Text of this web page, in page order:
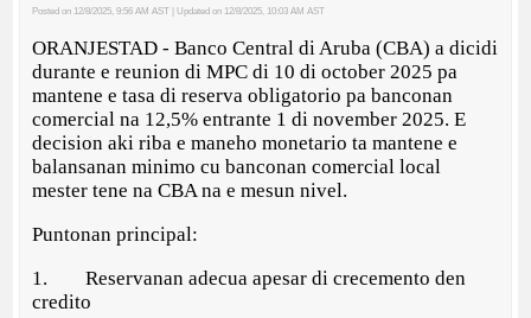
Posted on 12/8/2025, 9:56 AM AST | Updated on 12/8/2025, 10:03 AM AST
ORANJESTAD - Banco Central di Aruba (CBA) a dicidi
durante e reunion di MPC di 10 di october 2025 pa
mantene e tasa di reserva obligatorio pa banconan
comercial na 12,5% entrante 1 di november 2025. E
decision aki riba e maneho monetario ta mantene e
balansanan minimo cu banconan comercial local
mester tene na CBA na e mesun nivel.
Puntonan principal:
1. Reservanan adecua apesar di crecemento den
credito